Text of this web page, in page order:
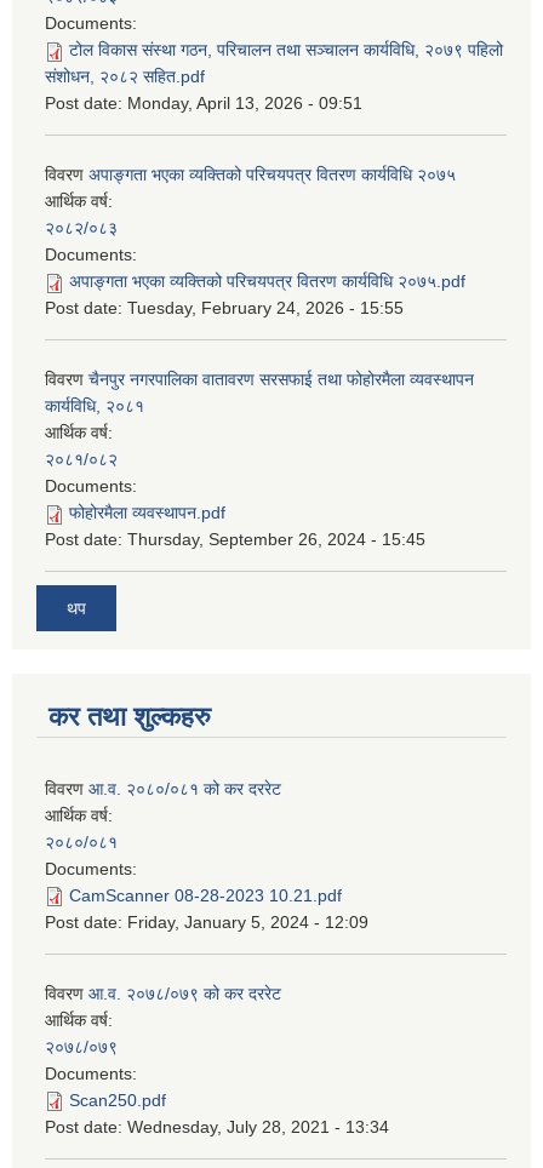
Documents:
टोल विकास संस्था गठन, परिचालन तथा सञ्चालन कार्यविधि, २०७९ पहिलो
संशोधन, २०८२ सहित.pdf
Post date: Monday, April 13, 2026 - 09:51
विवरण अपाङ्गता भएका व्यक्तिको परिचयपत्र वितरण कार्यविधि २०७५
आर्थिक वर्ष:
२०८२/०८३
Documents:
अपाङ्गता भएका व्यक्तिको परिचयपत्र वितरण कार्यविधि २०७५.pdf
Post date: Tuesday, February 24, 2026 - 15:55
विवरण चैनपुर नगरपालिका वातावरण सरसफाई तथा फोहोरमैला व्यवस्थापन
कार्यविधि, २०८१
आर्थिक वर्ष:
२०८१/०८२
Documents:
फोहोरमैला व्यवस्थापन.pdf
Post date: Thursday, September 26, 2024 - 15:45
थप
कर तथा शुल्कहरु
विवरण आ.व. २०८०/०८१ को कर दररेट
आर्थिक वर्ष:
२०८०/०८१
Documents:
CamScanner 08-28-2023 10.21.pdf
Post date: Friday, January 5, 2024 - 12:09
विवरण आ.व. २०७८/०७९ को कर दररेट
आर्थिक वर्ष:
२०७८/०७९
Documents:
Scan250.pdf
Post date: Wednesday, July 28, 2021 - 13:34